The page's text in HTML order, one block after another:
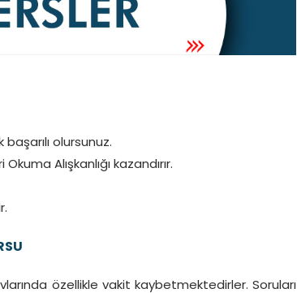
başarılı olursunuz.
Alışkanlığı kazandırır.
özellikle vakit kaybetmektedirler. Soruları